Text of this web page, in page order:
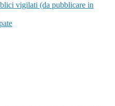
vigilati (da pubblicare in